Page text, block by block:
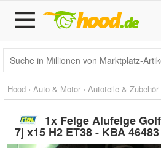
Hood › Auto & Motor › Autoteile & Zubehör
1x Felge Alufelge
7j x15 H2 ET38 - KBA